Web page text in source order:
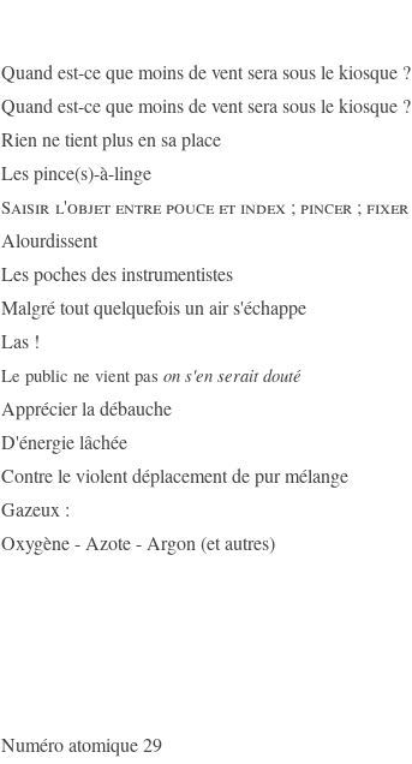
Quand est-ce que moins de vent sera sous le kiosque ?
Quand est-ce que moins de vent sera sous le kiosque ?
Rien ne tient plus en sa place
Les pince(s)-à-linge
Saisir l'objet entre pouce et index ; pincer ; fixer
Alourdissent
Les poches des instrumentistes
Malgré tout quelquefois un air s'échappe
Las !
Le public ne vient pas on s'en serait douté
Apprécier la débauche
D'énergie lâchée
Contre le violent déplacement de pur mélange
Gazeux :
Oxygène - Azote - Argon (et autres)
Numéro atomique 29